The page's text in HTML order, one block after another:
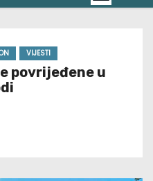
VIJESTI
povrijeđene u